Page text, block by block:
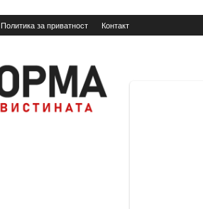
Политика за приватност Контакт
Informa.mk